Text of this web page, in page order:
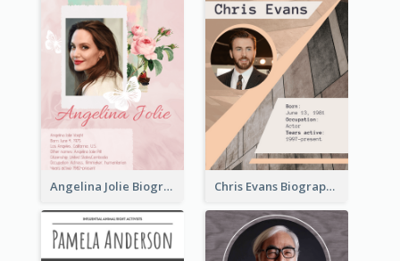
Angelina Jolie Biography Chris Evans Biography